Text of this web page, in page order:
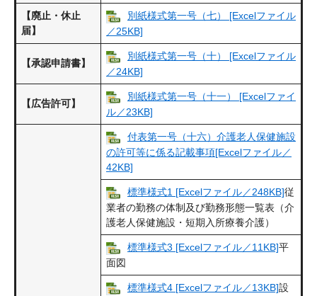
【廃止・休止
届】
別紙様式第一号（七） [Excelファイル
／25KB]
【承認申請書】
別紙様式第一号（十） [Excelファイル
／24KB]
【広告許可】
別紙様式第一号（十一） [Excelファイ
ル／23KB]
付表第一号（十六）介護老人保健施設
の許可等に係る記載事項[Excelファイル／
42KB]
標準様式1 [Excelファイル／248KB]従
業者の勤務の体制及び勤務形態一覧表（介
護老人保健施設・短期入所療養介護）
標準様式3 [Excelファイル／11KB]平
面図
標準様式4 [Excelファイル／13KB]設